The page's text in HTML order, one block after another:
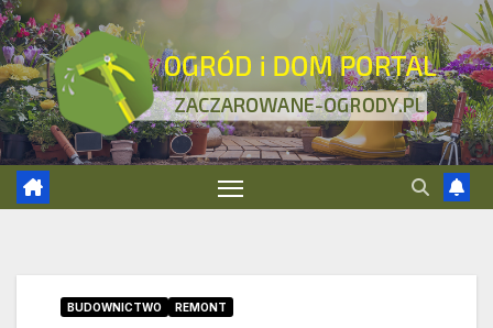
Skip
to
content
BUDOWNICTWO REMONT